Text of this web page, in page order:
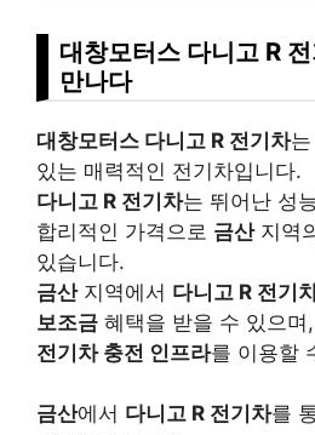
대창모터스 다니고 R
만나다
대창모터스 다니고 R 전기차는
있는 매력적인 전기차입니다.
다니고 R 전기차는 뛰어난 성
합리적인 가격으로 금산지역
있습니다.
금산지역에서 다니고 R 전기
보조금 혜택을 받을 수 있으며,
전기차 충전 인프라를 이용할
금산에서 다니고 R 전기차를